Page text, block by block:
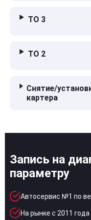
ТО 3
ТО 2
Снятие/
картера
Запись на
параметру
Автосервис №1 по
На рынке с 2011 года